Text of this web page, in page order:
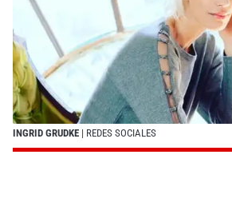
INGRID GRUDKE | REDES SOCIALES